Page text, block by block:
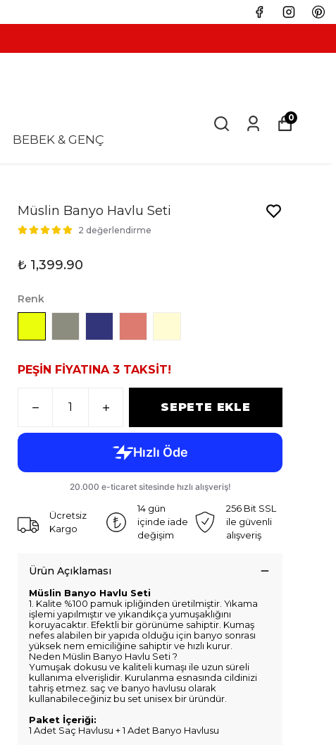
BEBEK & GENÇ
0
Müslin Banyo Havlu Seti
2 değerlendirme
₺ 1,399.90
Renk
PEŞİN FİYATINA 3 TAKSİT!
SEPETE EKLE
Ücretsiz
Kargo
14 gün
içinde iade
değişim
256 Bit SSL
ile güvenli
alışveriş
Ürün Açıklaması
Müslin Banyo Havlu Seti
1. Kalite %100 pamuk ipliğinden üretilmiştir. Yıkama
işlemi yapılmıştır ve yıkandıkça yumuşaklığını
koruyacaktır. Efektli bir görünüme sahiptir. Kumaş
nefes alabilen bir yapıda olduğu için banyo sonrası
yüksek nem emiciliğine sahiptir ve hızlı kurur.
Neden Müslin Banyo Havlu Seti ?
Yumuşak dokusu ve kaliteli kumaşı ile uzun süreli
kullanıma elverişlidir. Kurulanma esnasında cildinizi
tahriş etmez. saç ve banyo havlusu olarak
kullanabileceğiniz bu set unisex bir üründür.
Paket İçeriği:
1 Adet Saç Havlusu + 1 Adet Banyo Havlusu